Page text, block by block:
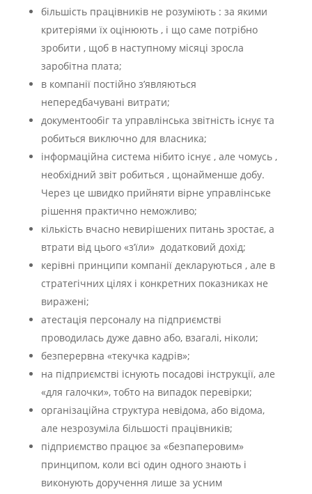
більшість працівників не розуміють : за якими
критеріями їх оцінюють , і що саме потрібно
зробити , щоб в наступному місяці зросла
заробітна плата;
в компанії постійно з’являються
непередбачувані витрати;
документообіг та управлінська звітність існує та
робиться виключно для власника;
інформаційна система нібито існує , але чомусь ,
необхідний звіт робиться , щонайменше добу.
Через це швидко прийняти вірне управлінське
рішення практично неможливо;
кількість вчасно невирішених питань зростає, а
втрати від цього «з’їли» додатковий дохід;
керівні принципи компанії декларуються , але в
стратегічних цілях і конкретних показниках не
виражені;
атестація персоналу на підприємстві
проводилась дуже давно або, взагалі, ніколи;
безперервна «текучка кадрів»;
на підприємстві існують посадові інструкції, але
«для галочки», тобто на випадок перевірки;
організаційна структура невідома, або відома,
але незрозуміла більшості працівників;
підприємство працює за «безпаперовим»
принципом, коли всі один одного знають і
виконують доручення лише за усним